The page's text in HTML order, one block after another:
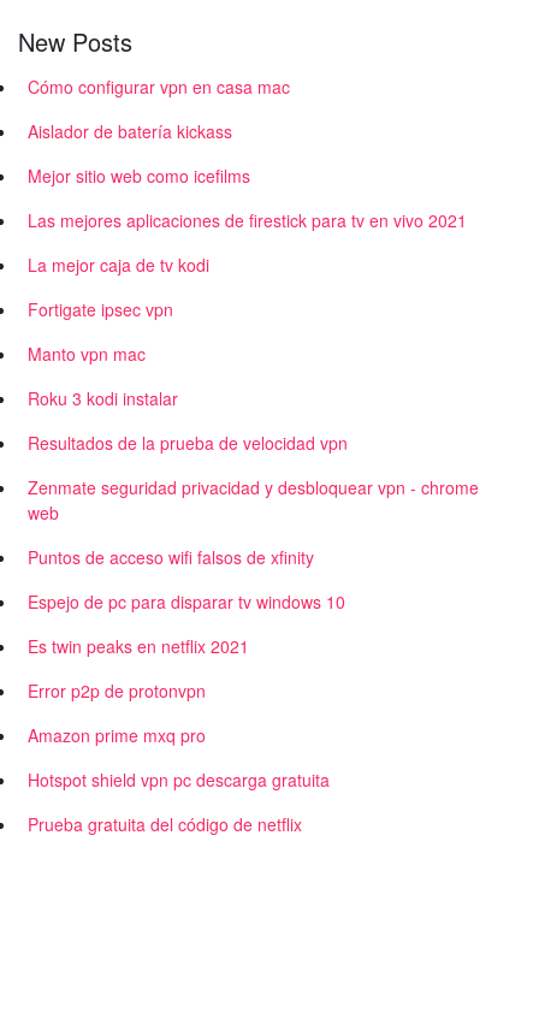
New Posts
Cómo configurar vpn en casa mac
Aislador de batería kickass
Mejor sitio web como icefilms
Las mejores aplicaciones de firestick para tv en vivo 2021
La mejor caja de tv kodi
Fortigate ipsec vpn
Manto vpn mac
Roku 3 kodi instalar
Resultados de la prueba de velocidad vpn
Zenmate seguridad privacidad y desbloquear vpn - chrome
web
Puntos de acceso wifi falsos de xfinity
Espejo de pc para disparar tv windows 10
Es twin peaks en netflix 2021
Error p2p de protonvpn
Amazon prime mxq pro
Hotspot shield vpn pc descarga gratuita
Prueba gratuita del código de netflix